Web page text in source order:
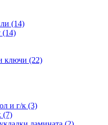
(14)
(14)
ключи (22)
и г/к (3)
(7)